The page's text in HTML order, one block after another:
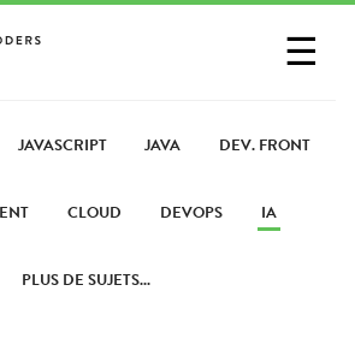
☰
PARTAGER UN LIEN
JAVASCRIPT JAVA DEV. FRONT
CLOUD DEVOPS IA
PLUS DE SUJETS...